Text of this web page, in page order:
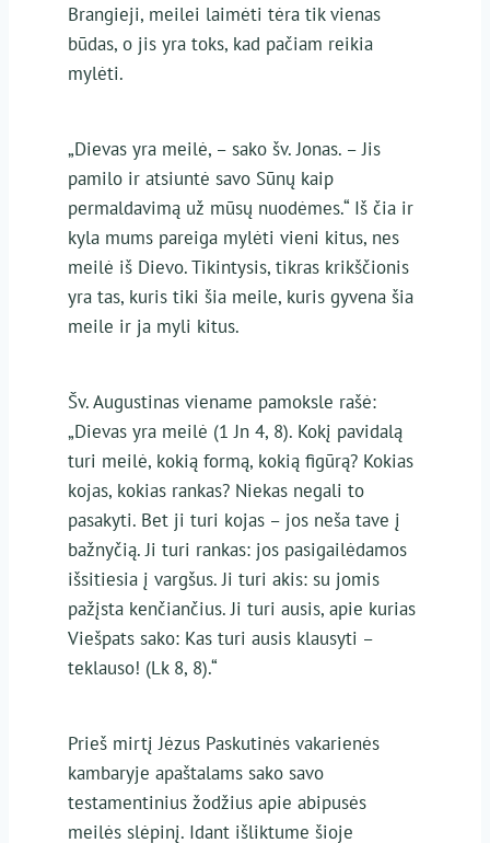
Brangieji, meilei laimėti tėra tik vienas
būdas, o jis yra toks, kad pačiam reikia
mylėti.
„Dievas yra meilė, – sako šv. Jonas. – Jis
pamilo ir atsiuntė savo Sūnų kaip
permaldavimą už mūsų nuodėmes.“ Iš čia ir
kyla mums pareiga mylėti vieni kitus, nes
meilė iš Dievo. Tikintysis, tikras krikščionis
yra tas, kuris tiki šia meile, kuris gyvena šia
meile ir ja myli kitus.
Šv. Augustinas viename pamoksle rašė:
„Dievas yra meilė (1 Jn 4, 8). Kokį pavidalą
turi meilė, kokią formą, kokią figūrą? Kokias
kojas, kokias rankas? Niekas negali to
pasakyti. Bet ji turi kojas – jos neša tave į
bažnyčią. Ji turi rankas: jos pasigailėdamos
išsitiesia į vargšus. Ji turi akis: su jomis
pažįsta kenčiančius. Ji turi ausis, apie kurias
Viešpats sako: Kas turi ausis klausyti –
teklauso! (Lk 8, 8).“
Prieš mirtį Jėzus Paskutinės vakarienės
kambaryje apaštalams sako savo
testamentinius žodžius apie abipusės
meilės slėpinį. Idant išliktume šioje